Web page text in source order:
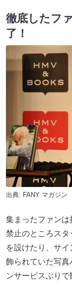
徹底したフ
了！
出典: FANY マガジン
集まったファン
禁止のところスタ
を設けたり、サ
飾られていた写
ンサービスぶりで